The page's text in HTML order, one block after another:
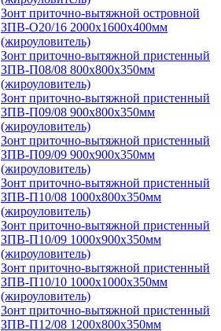
Зонт приточно-вытяжной островной
ЗПВ-О20/16 2000х1600х400мм
(жироуловитель)
Зонт приточно-вытяжной пристенный
ЗПВ-П08/08 800х800х350мм
(жироуловитель)
Зонт приточно-вытяжной пристенный
ЗПВ-П09/08 900х800х350мм
(жироуловитель)
Зонт приточно-вытяжной пристенный
ЗПВ-П09/09 900х900х350мм
(жироуловитель)
Зонт приточно-вытяжной пристенный
ЗПВ-П10/08 1000х800х350мм
(жироуловитель)
Зонт приточно-вытяжной пристенный
ЗПВ-П10/09 1000х900х350мм
(жироуловитель)
Зонт приточно-вытяжной пристенный
ЗПВ-П10/10 1000х1000х350мм
(жироуловитель)
Зонт приточно-вытяжной пристенный
ЗПВ-П12/08 1200х800х350мм